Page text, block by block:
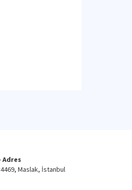
Adres
Maslak, İstanbul